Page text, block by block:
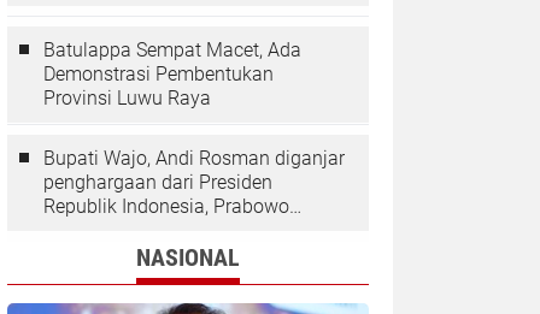
Batulappa Sempat Macet, Ada
Demonstrasi Pembentukan
Provinsi Luwu Raya
Bupati Wajo, Andi Rosman diganjar
penghargaan dari Presiden
Republik Indonesia, Prabowo
NASIONAL